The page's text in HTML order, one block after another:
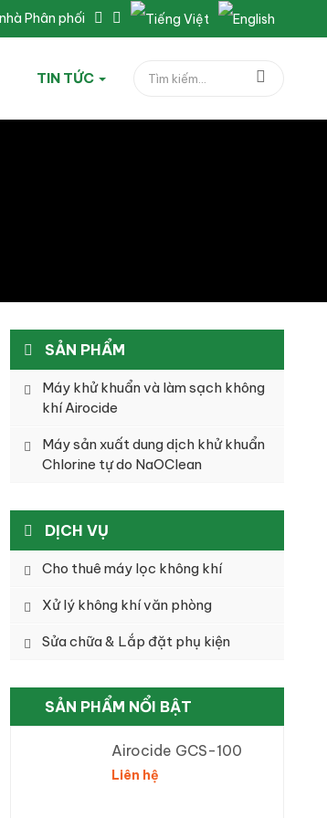
Phân phối
TIN TỨC
SẢN PHẨM
Máy khử khuẩn và làm sạch không
khí Airocide
Máy sản xuất dung dịch khử khuẩn
Chlorine tự do NaOClean
DỊCH VỤ
Cho thuê máy lọc không khí
Xử lý không khí văn phòng
Sửa chữa & Lắp đặt phụ kiện
SẢN PHẨM NỔI BẬT
Airocide GCS-100
Liên hệ